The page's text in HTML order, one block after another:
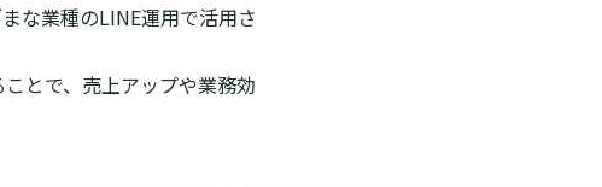
な業種のLINE運用で活用さ
とで、売上アップや業務効